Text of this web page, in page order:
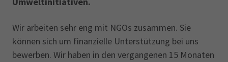
Wir arbeiten sehr eng mit NGOs zusammen. Sie
können sich um finanzielle Unterstützung bei uns
bewerben. Wir haben in den vergangenen 15 Monaten